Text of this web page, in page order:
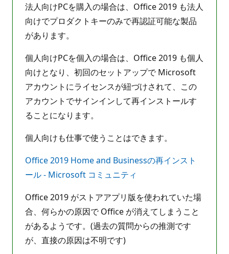
法人向けPCを購入の場合は、Office 2019 も法人
向けでプロダクトキーのみで再認証可能な製品
があります。
個人向けPCを個入の場合は、Office 2019 も個人
向けとなり、初回のセットアップで Microsoft
アカウントにライセンスが紐づけされて、この
アカウントでサインインして再インストールす
ることになります。
個人向けも仕事で使うことはできます。
Office 2019 Home and Businessの再インスト
ール - Microsoft コミュニティ
Office 2019 がストアアプリ版を使われていた場
合、何らかの原因で Office が消えてしまうこと
があるようです。(過去の質問からの推測です
が、直接の原因は不明です)